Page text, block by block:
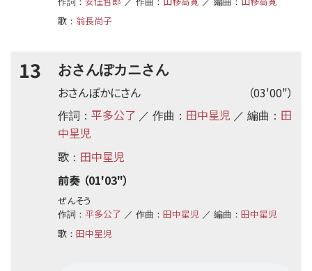
歌 ： 翁長尚子
13 おさんぽカニさん
（03'00"）
おさんぽかにさん
作詞： 平多公了 ／ 作曲： 田中星児 ／ 編曲： 田
中星児
歌 ： 田中星児
前奏 （01'03"）
ぜんそう
作詞： 平多公了 ／ 作曲： 田中星児 ／ 編曲： 田中星児
歌 ： 田中星児